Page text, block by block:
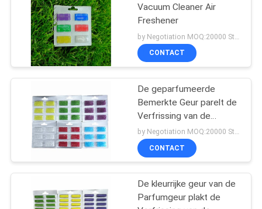
Vacuum Cleaner Air
Freshener
CONTACT
De geparfumeerde
Bemerkte Geur parelt de
Verfrissing van de
Stofzuigerlucht
by Negotiation MOQ:20000 Stuk/Stukken
CONTACT
De kleurrijke geur van de
Parfumgeur plakt de